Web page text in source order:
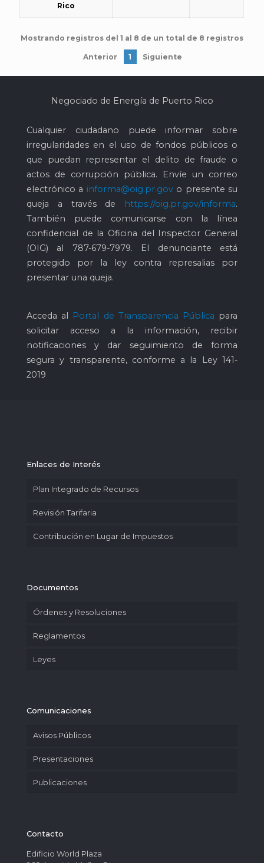
Rico
Mostrando registros del 1 al 8 de un total de 8 registros
Anterior 1 Siguiente
Negociado de Energía de Puerto Rico
Cualquier ciudadano puede informar sobre
irregularidades en el uso de fondos públicos o
que puedan representar el delito de fraude o
actos de corrupción pública. Envíe un correo
electrónico a informa@oig.pr.govo presente su
queja a través de
https://oig.pr.gov/informa.
También puede comunicarse con la línea
confidencial de la Oficina del Inspector General
(OIG) al 787-679-7979. El denunciante está
protegido por la ley contra represalias por
presentar una queja.
Acceda al Portal de Transparencia Pública para
solicitar acceso a la información, recibir
notificaciones y dar seguimiento de forma
segura y transparente, conforme a la Ley 141-
2019
Enlaces de Interés
Plan Integrado de Recursos
Revisión Tarifaria
Contribución en Lugar de Impuestos
Documentos
Órdenes y Resoluciones
Reglamentos
Leyes
Comunicaciones
Avisos Públicos
Presentaciones
Publicaciones
Contacto
Edificio World Plaza